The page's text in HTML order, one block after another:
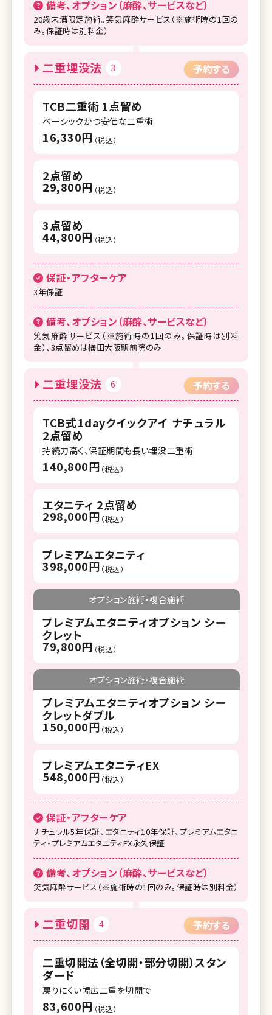
備考、オプション（麻酔、サービスなど）
20歳未満限定施術。笑気麻酔サービス（※施術時の1回の
み。保証時は別料金）
二重埋没法 3 予約する
TCB二重術 1点留め
ベーシックかつ安価な二重術
16,330円 （税込）
2点留め
29,800円 （税込）
3点留め
44,800円 （税込）
保証・アフターケア
3年保証
備考、オプション（麻酔、サービスなど）
笑気麻酔サービス（※施術時の1回のみ。保証時は別料
金）、3点留めは梅田大阪駅前院のみ
二重埋没法 6 予約する
TCB式1dayクイックアイ ナチュラル
2点留め
持続力高く、保証期間も長い埋没二重術
140,800円 （税込）
エタニティ 2点留め
298,000円 （税込）
プレミアムエタニティ
398,000円 （税込）
オプション施術・複合施術
プレミアムエタニティオプション シー
クレット
79,800円 （税込）
オプション施術・複合施術
プレミアムエタニティオプション シー
クレットダブル
150,000円 （税込）
プレミアムエタニティEX
548,000円 （税込）
保証・アフターケア
ナチュラル5年保証、エタニティ10年保証、プレミアムエタニ
ティ・プレミアムエタニティEX永久保証
備考、オプション（麻酔、サービスなど）
笑気麻酔サービス（※施術時の1回のみ。保証時は別料金）
二重切開 4 予約する
二重切開法（全切開・部分切開）スタン
ダード
戻りにくい幅広二重を切開で
83,600円 （税込）